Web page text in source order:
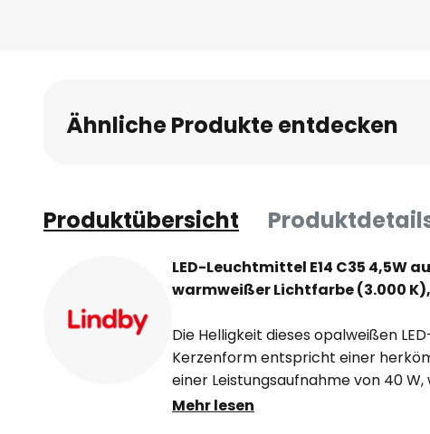
Ähnliche Produkte entdecken
Produktübersicht
LED-Leuchtmittel E14 C35 4,5W
warmweißer Lichtfarbe (3.000
Die Helligkeit dieses opalweißen
Kerzenform entspricht einer
einer Leistungsaufnahme von 40 W,
Leuchtmittel als energiesparende
Mehr lesen